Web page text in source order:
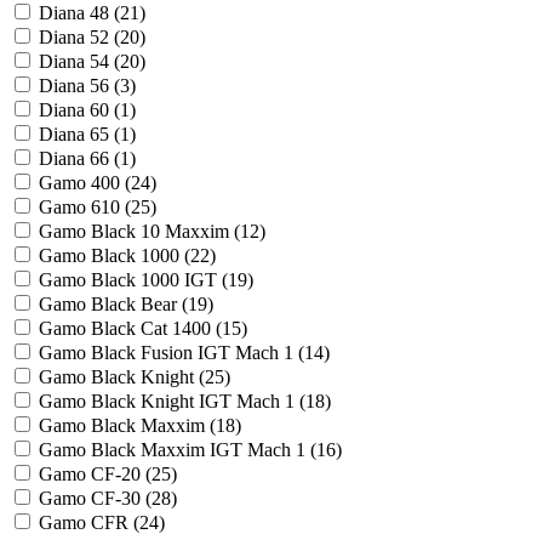
Diana 48 (21)
Diana 52 (20)
Diana 54 (20)
Diana 56 (3)
Diana 60 (1)
Diana 65 (1)
Diana 66 (1)
Gamo 400 (24)
Gamo 610 (25)
Gamo Black 10 Maxxim (12)
Gamo Black 1000 (22)
Gamo Black 1000 IGT (19)
Gamo Black Bear (19)
Gamo Black Cat 1400 (15)
Gamo Black Fusion IGT Mach 1 (14)
Gamo Black Knight (25)
Gamo Black Knight IGT Mach 1 (18)
Gamo Black Maxxim (18)
Gamo Black Maxxim IGT Mach 1 (16)
Gamo CF-20 (25)
Gamo CF-30 (28)
Gamo CFR (24)